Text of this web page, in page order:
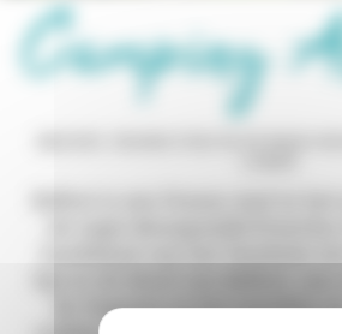
de Vogezen in het noorden